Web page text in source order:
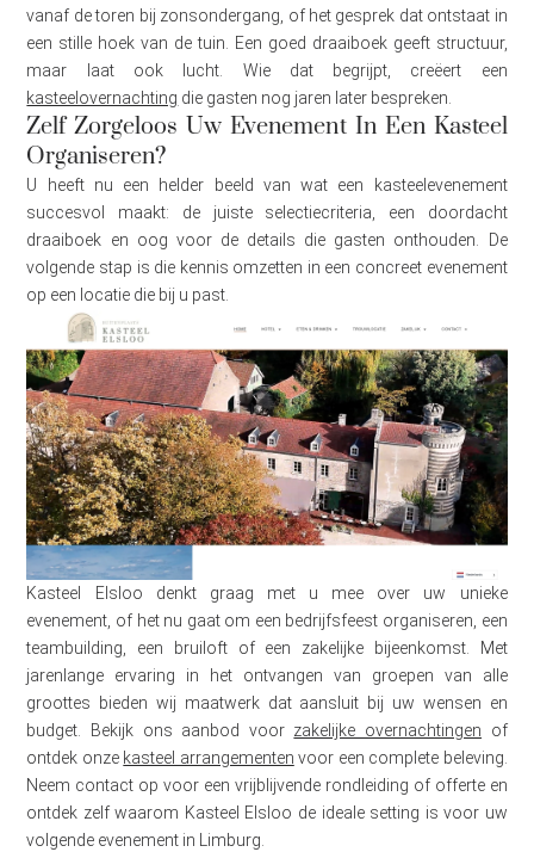
vanaf de toren bij zonsondergang, of het gesprek dat ontstaat in
een stille hoek van de tuin. Een goed draaiboek geeft structuur,
maar laat ook lucht. Wie dat begrijpt, creëert een
kasteelovernachting die gasten nog jaren later bespreken.
Zelf Zorgeloos Uw Evenement In Een Kasteel
Organiseren?
U heeft nu een helder beeld van wat een kasteelevenement
succesvol maakt: de juiste selectiecriteria, een doordacht
draaiboek en oog voor de details die gasten onthouden. De
volgende stap is die kennis omzetten in een concreet evenement
op een locatie die bij u past.
Kasteel Elsloo denkt graag met u mee over uw unieke
evenement, of het nu gaat om een bedrijfsfeest organiseren, een
teambuilding, een bruiloft of een zakelijke bijeenkomst. Met
jarenlange ervaring in het ontvangen van groepen van alle
groottes bieden wij maatwerk dat aansluit bij uw wensen en
budget. Bekijk ons aanbod voor zakelijke overnachtingen of
ontdek onze kasteel arrangementen voor een complete beleving.
Neem contact op voor een vrijblijvende rondleiding of offerte en
ontdek zelf waarom Kasteel Elsloo de ideale setting is voor uw
volgende evenement in Limburg.